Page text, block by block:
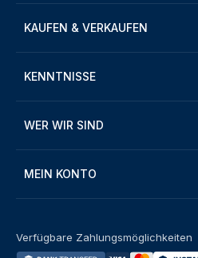
KAUFEN & VERKAUFEN
KENNTNISSE
WER WIR SIND
MEIN KONTO
Verfügbare Zahlungsmöglichkeiten